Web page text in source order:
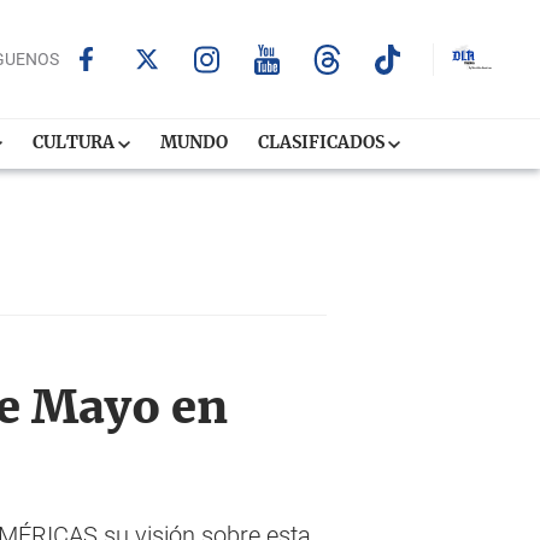
CULTURA MUNDO CLASIFICADOS
Mayo en